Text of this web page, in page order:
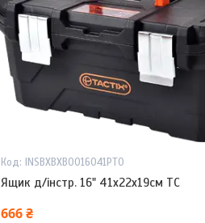
INSBXBXB0016041PT0
Ящик д/інстр. 16" 41х22х19см TC
666 ₴